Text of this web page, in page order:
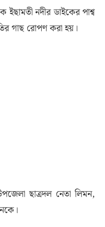
নদীর ডাইকের পাশ্ব
গাছ রোপণ করা হয়।
ছাত্রদল নেতা লিমন,